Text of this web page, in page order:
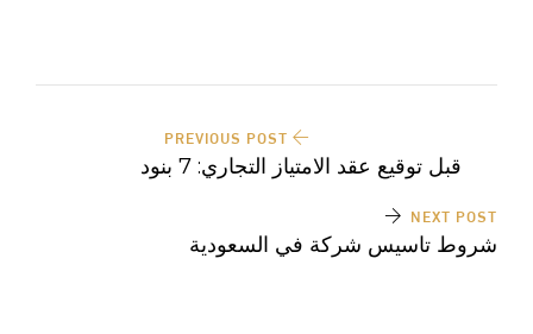
المقالات
PREVIOUS POST
قبل توقيع عقد الامتياز التجاري: 7 بنود
NEXT POST
شروط تاسيس شركة في السعودية